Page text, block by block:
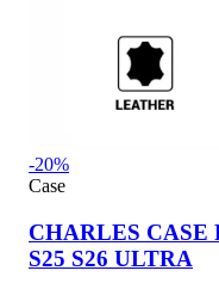
-20%
Case
CHARLES CASE
S25 S26 ULTRA